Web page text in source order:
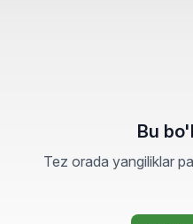
Bu
Tez orada yangiliklar